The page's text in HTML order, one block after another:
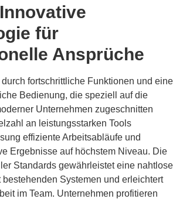
für
Ansprüche
fortschrittliche Funktionen und eine
Bedienung, die speziell auf die
Unternehmen zugeschnitten
an leistungsstarken Tools
effiziente Arbeitsabläufe und
Ergebnisse auf höchstem Niveau. Die
Standards gewährleistet eine nahtlose
bestehenden Systemen und erleichtert
im Team. Unternehmen profitieren